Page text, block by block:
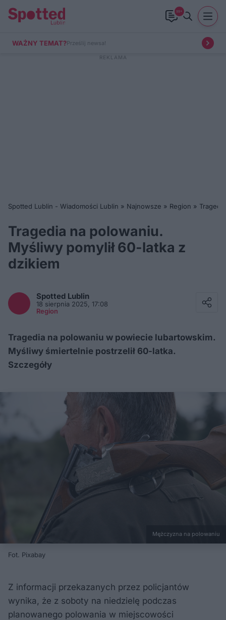
99+
WAŻNY TEMAT?Prześlij newsa!
Spotted Lublin - Wiadomości Lublin » Najnowsze » Region »
Tragedia na polowaniu.
Myśliwy pomylił 60-latka z
dzikiem
Spotted Lublin
18 sierpnia 2025, 17:08
Region
Tragedia na polowaniu w powiecie lubartowskim.
Myśliwy śmiertelnie postrzelił 60-latka.
Szczegóły
Mężczyzna na polowaniu
Fot. Pixabay
Z informacji przekazanych przez policjantów
wynika, że z soboty na niedzielę podczas
planowanego polowania w miejscowości